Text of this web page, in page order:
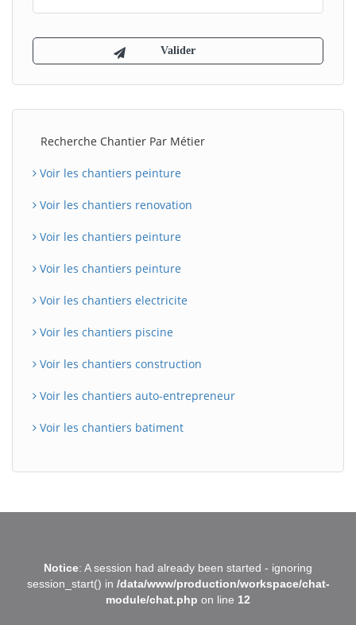
Recherche Chantier Par Métier
Voir les chantiers peinture
Voir les chantiers renovation
Voir les chantiers peinture
Voir les chantiers peinture
Voir les chantiers electricite
Voir les chantiers piscine
Voir les chantiers construction
Voir les chantiers auto-entrepreneur
Voir les chantiers batiment
Notice: A session had already been started - ignoring
session_start() in /data/www/production/workspace/chat-
module/chat.php on line 12
B
Assistant en ligne